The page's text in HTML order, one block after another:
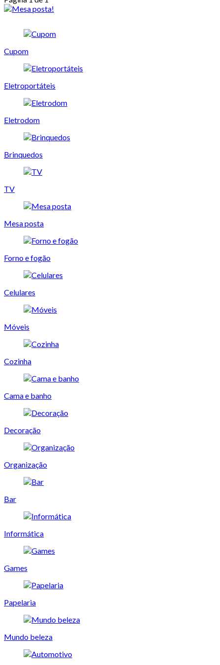
Cupom
Eletroportáteis
Eletrodom
Brinquedos
TV
Mesa posta
Forno e fogão
Celulares
Móveis
Cozinha
Cama e banho
Decoração
Organização
Bar
Informática
Games
Papelaria
Mundo beleza